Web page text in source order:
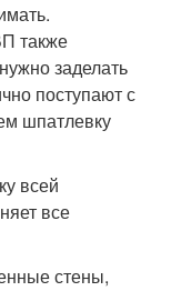
также
заделать
поступают с
шпатлевку
всей
все
стены,